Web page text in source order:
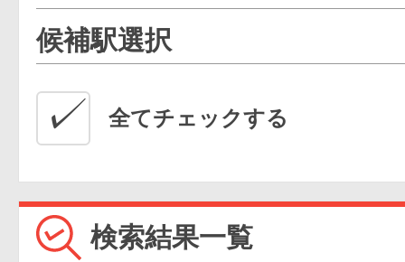
候補駅選択
全てチェックする
検索結果一覧